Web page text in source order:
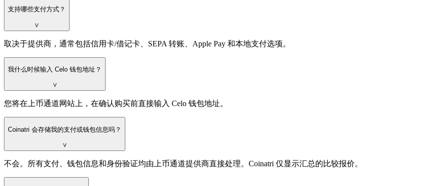
支持哪些支付方式？
∨
取决于提供商，通常包括信用卡/借记卡、SEPA 转账、Apple Pay 和本地支付选项。
我什么时候输入 Celo 钱包地址？
∨
您将在上币通道网站上，在确认购买前直接输入 Celo 钱包地址。
Coinatri 会存储我的支付或钱包信息吗？
∨
不会。所有支付、钱包信息和身份验证均由上币通道提供商直接处理。Coinatri 仅显示汇总的比较报价。